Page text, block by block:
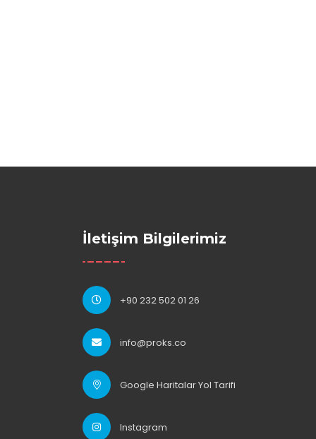
İletişim Bilgilerimiz
+90 232 502 01 26
info@proks.co
Google Haritalar Yol Tarifi
Instagram